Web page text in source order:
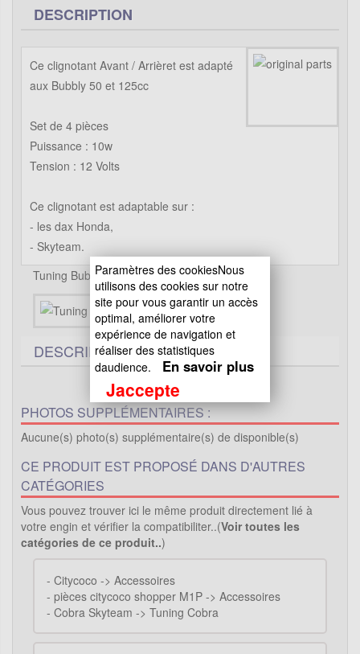
DESCRIPTION
Ce clignotant Avant / Arrièret est adapté
aux Bubbly 50 et 125cc
Set de 4 pièces
Puissance : 10w
Tension : 12 Volts
Ce clignotant est adaptable sur :
- les dax Honda,
- Skyteam.
Tuning Bubbly pour Bubbly Skyteam
DESCRIPTIF TECHNIQUE
PHOTOS SUPPLÉMENTAIRES :
Aucune(s) photo(s) supplémentaire(s) de disponible(s)
CE PRODUIT EST PROPOSÉ DANS D'AUTRES
CATÉGORIES
Vous pouvez trouver ici le même produit directement lié à
votre engin et vérifier la compatibiliter..(Voir toutes les
catégories de ce produit..)
- Citycoco -> Accessoires
- pièces citycoco shopper M1P -> Accessoires
- Cobra Skyteam -> Tuning Cobra
Paramètres des cookiesNous
utilisons des cookies sur notre
site pour vous garantir un accès
optimal, améliorer votre
expérience de navigation et
réaliser des statistiques
daudience.
En savoir plus
Jaccepte